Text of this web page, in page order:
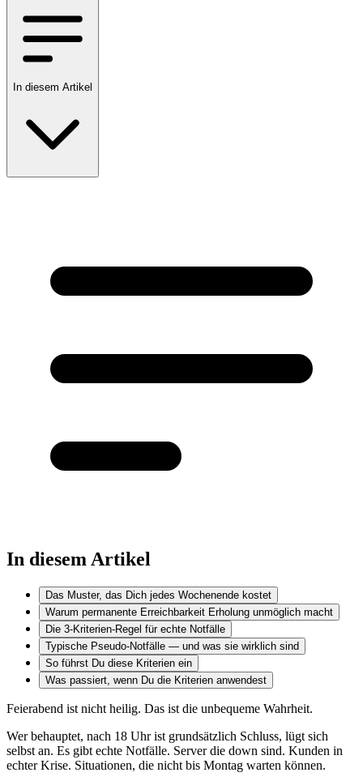
In diesem Artikel
In diesem Artikel
Das Muster, das Dich jedes Wochenende kostet
Warum permanente Erreichbarkeit Erholung unmöglich macht
Die 3-Kriterien-Regel für echte Notfälle
Typische Pseudo-Notfälle — und was sie wirklich sind
So führst Du diese Kriterien ein
Was passiert, wenn Du die Kriterien anwendest
Feierabend ist nicht heilig. Das ist die unbequeme Wahrheit.
Wer behauptet, nach 18 Uhr ist grundsätzlich Schluss, lügt sich
selbst an. Es gibt echte Notfälle. Server die down sind. Kunden in
echter Krise. Situationen, die nicht bis Montag warten können.